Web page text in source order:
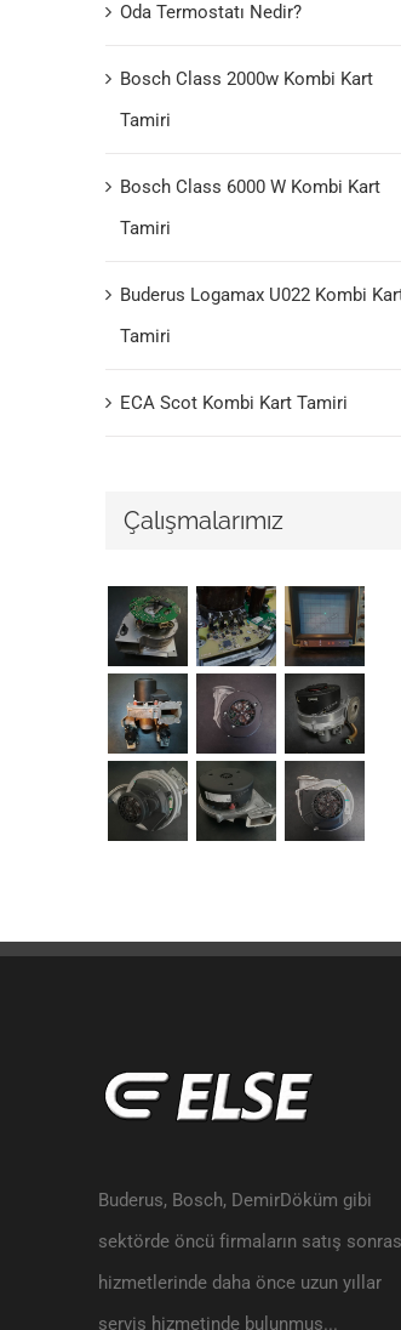
Oda Termostatı Nedir?
Bosch Class 2000w Kombi Kart
Tamiri
Bosch Class 6000 W Kombi Kart
Tamiri
Buderus Logamax U022 Kombi
Tamiri
ECA Scot Kombi Kart Tamiri
Çalışmalarımız
Buderus, Bosch, DemirDöküm gibi
sektörde öncü firmaların satış
hizmetlerinde daha önce uzun yıllar
servis hizmetinde bulunmuş...